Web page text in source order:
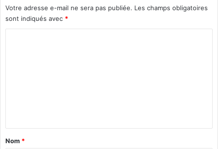
u
i
o
n
u
n
e
d
Votre adresse e-mail ne sera pas publiée. Les champs obligatoires
sont indiqués avec *
a
Nom *